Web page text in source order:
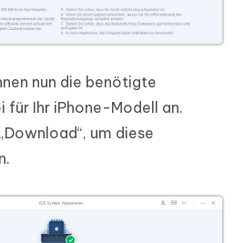
nun die benötigte
für Ihr iPhone-Modell an.
um diese